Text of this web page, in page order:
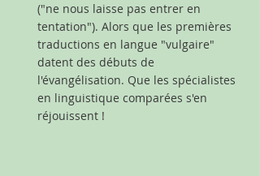
("ne nous laisse pas entrer en
tentation"). Alors que les premières
traductions en langue "vulgaire"
datent des débuts de
l'évangélisation. Que les spécialistes
en linguistique comparées s'en
réjouissent !